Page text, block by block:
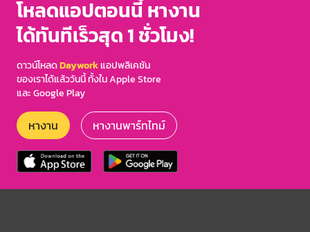
โหลดแอปตอนนี้ หางาน
ได้ทันทีเร็วสุด 1 ชั่วโมง!
ดาวน์โหลดDayworkแอปพลิเคชัน
ของเราได้แล้ววันนี้ ทั้งใน Apple Store
และ Google Play
หางาน หางานพาร์ทไทม์